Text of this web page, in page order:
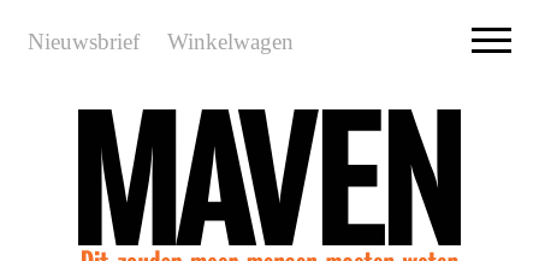
Nieuwsbrief Winkelwagen